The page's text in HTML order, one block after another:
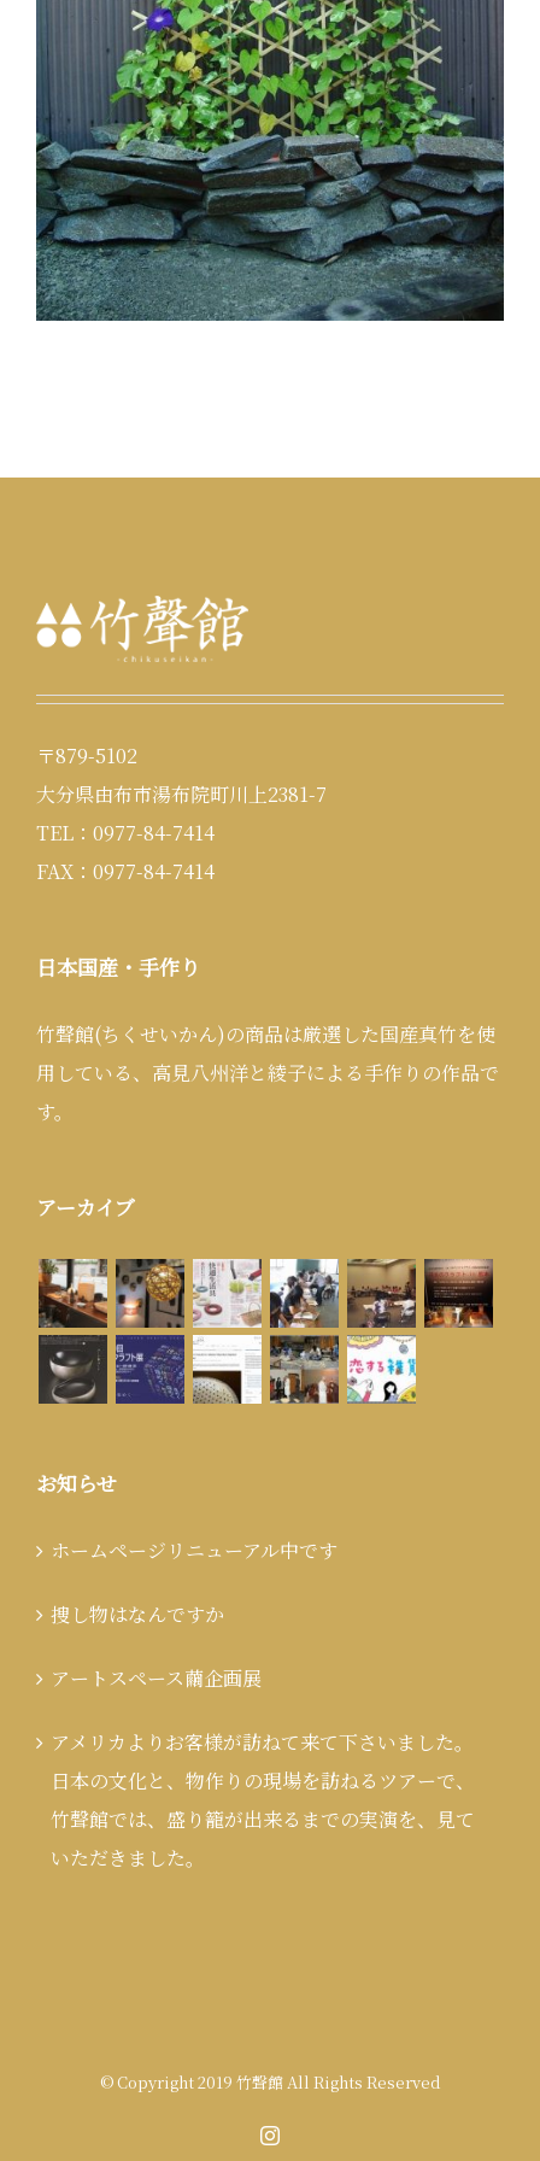
〒879-5102
大分県由布市湯布院町川上2381-7
TEL：0977-84-7414
FAX：0977-84-7414
日本国産・手作り
竹聲館(ちくせいかん)の商品は厳選した国産真竹を使
用している、高見八州洋と綾子による手作りの作品で
す。
アーカイブ
お知らせ
ホームページリニューアル中です
捜し物はなんですか
アートスペース繭企画展
アメリカよりお客様が訪ねて来て下さいました。
日本の文化と、物作りの現場を訪ねるツアーで、
竹聲館では、盛り籠が出来るまでの実演を、見て
いただきました。
© Copyright 2019 竹聲館 All Rights Reserved
Instagram